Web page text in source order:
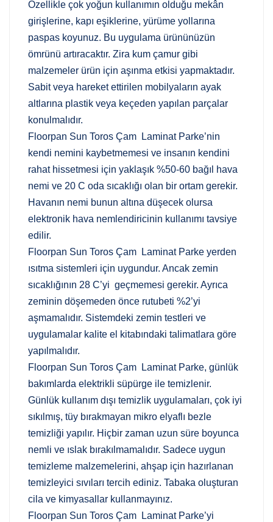
Özellikle çok yoğun kullanımın olduğu mekân
girişlerine, kapı eşiklerine, yürüme yollarına
paspas koyunuz. Bu uygulama ürününüzün
ömrünü artıracaktır. Zira kum çamur gibi
malzemeler ürün için aşınma etkisi yapmaktadır.
Sabit veya hareket ettirilen mobilyaların ayak
altlarına plastik veya keçeden yapılan parçalar
konulmalıdır.
Floorpan Sun Toros Çam Laminat Parke’nin
kendi nemini kaybetmemesi ve insanın kendini
rahat hissetmesi için yaklaşık %50-60 bağıl hava
nemi ve 20 C oda sıcaklığı olan bir ortam gerekir.
Havanın nemi bunun altına düşecek olursa
elektronik hava nemlendiricinin kullanımı tavsiye
edilir.
Floorpan Sun Toros Çam Laminat Parke yerden
ısıtma sistemleri için uygundur. Ancak zemin
sıcaklığının 28 C’yi geçmemesi gerekir. Ayrıca
zeminin döşemeden önce rutubeti %2’yi
aşmamalıdır. Sistemdeki zemin testleri ve
uygulamalar kalite el kitabındaki talimatlara göre
yapılmalıdır.
Floorpan Sun Toros Çam Laminat Parke, günlük
bakımlarda elektrikli süpürge ile temizlenir.
Günlük kullanım dışı temizlik uygulamaları, çok iyi
sıkılmış, tüy bırakmayan mikro elyaflı bezle
temizliği yapılır. Hiçbir zaman uzun süre boyunca
nemli ve ıslak bırakılmamalıdır. Sadece uygun
temizleme malzemelerini, ahşap için hazırlanan
temizleyici sıvıları tercih ediniz. Tabaka oluşturan
cila ve kimyasallar kullanmayınız.
Floorpan Sun Toros Çam Laminat Parke’yi